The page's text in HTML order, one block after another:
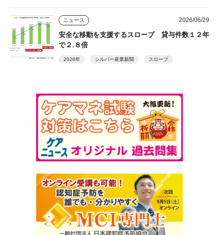
ニュース 2026/06/29
安全な移動を支援するスロープ 貸与件数１２年
で２.８倍
2026年 シルバー産業新聞 スロープ